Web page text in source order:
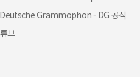
Grammophon - DG 공식
브